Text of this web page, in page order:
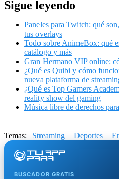
Sigue leyendo
Paneles para Twitch: qué
tus overlays
Todo sobre AnimeBox: qué
catálogo y más
Gran Hermano VIP online:
¿Qué es Quibi y cómo
nueva plataforma de
¿Qué es Top Gamers
reality show del gaming
Música libre de derechos
Temas: Streaming Deportes
BUSCADOR GRATIS